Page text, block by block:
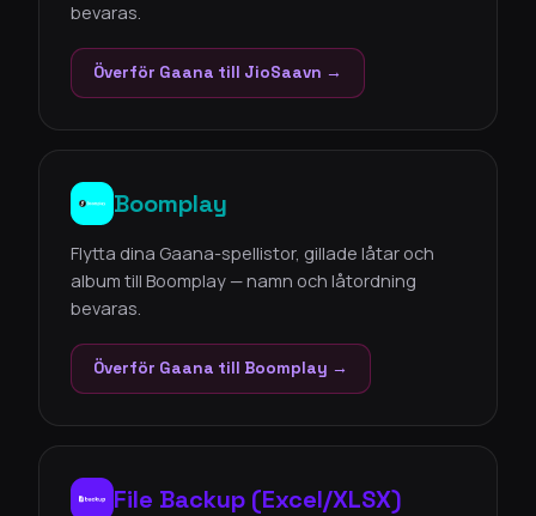
bevaras.
Överför Gaana till JioSaavn →
Boomplay
Flytta dina Gaana-spellistor, gillade låtar och
album till Boomplay — namn och låtordning
bevaras.
Överför Gaana till Boomplay →
File Backup (Excel/XLSX)